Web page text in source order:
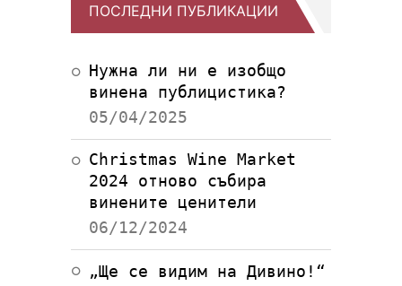
ПОСЛЕДНИ ПУБЛИКАЦИИ
Нужна ли ни е изобщо
винена публицистика?
05/04/2025
Christmas Wine Market
2024 отново събира
винените ценители
06/12/2024
„Ще се видим на Дивино!“